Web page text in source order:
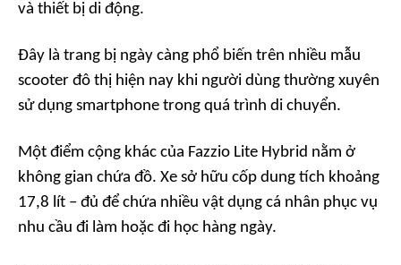
và thiết bị di động.
Đây là trang bị ngày càng phổ biến trên nhiều mẫu
scooter đô thị hiện nay khi người dùng thường xuyên
sử dụng smartphone trong quá trình di chuyển.
Một điểm cộng khác của Fazzio Lite Hybrid nằm ở
không gian chứa đồ. Xe sở hữu cốp dung tích khoảng
17,8 lít – đủ để chứa nhiều vật dụng cá nhân phục vụ
nhu cầu đi làm hoặc đi học hàng ngày.